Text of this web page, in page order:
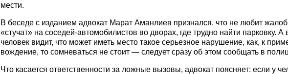
мести.
В беседе с изданием адвокат Марат Аманлиев признался, что не любит
«стучат» на соседей-автомобилистов во дворах, где трудно найти парковку. А
человек видит, что может иметь место такое серьезное нарушение, как, к
вождение, то сомневаться не стоит — следует сразу об этом сообщать в
Что касается ответственности за ложные вызовы, адвокат поясняет: если у